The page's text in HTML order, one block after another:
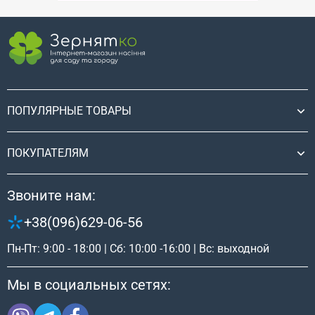
всем, кто хочет грамотно
распланировать работы на
участке.
позволяют сеять
непосредственно в
грунт в начале сезона.
18 декабря 2025
ПОПУЛЯРНЫЕ ТОВАРЫ
ПОКУПАТЕЛЯМ
Звоните нам:
+38(096)629-06-56
Пн-Пт: 9:00 - 18:00 | Сб: 10:00 -16:00 | Вс: выходной
Мы в социальных сетях: